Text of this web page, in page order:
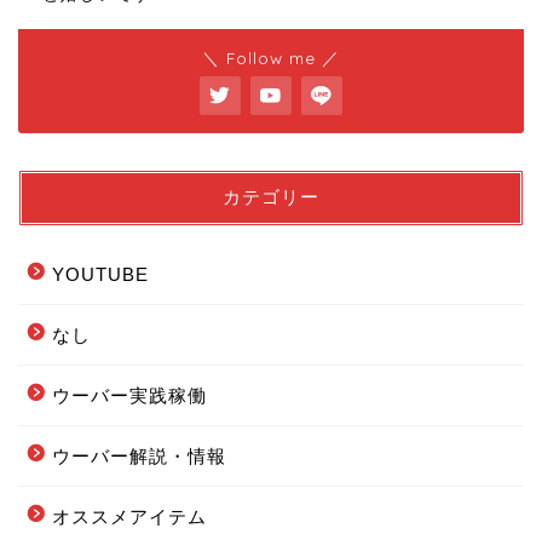
＼ Follow me ／
カテゴリー
YOUTUBE
なし
ウーバー実践稼働
ウーバー解説・情報
オススメアイテム